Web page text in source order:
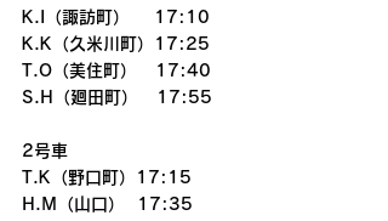
K.I（諏訪町）    17:10
K.K（久米川町）17:25
T.O（美住町）   17:40
S.H（廻田町）   17:55
2号車
T.K（野口町）17:15
H.M（山口）  17:35